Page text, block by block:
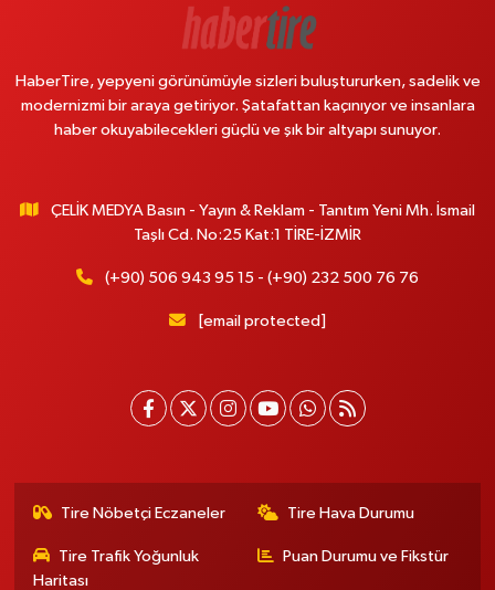
HaberTire, yepyeni görünümüyle sizleri buluştururken, sadelik ve
modernizmi bir araya getiriyor. Şatafattan kaçınıyor ve insanlara
haber okuyabilecekleri güçlü ve şık bir altyapı sunuyor.
ÇELİK MEDYA Basın - Yayın & Reklam - Tanıtım Yeni Mh. İsmail
Taşlı Cd. No:25 Kat:1 TİRE-İZMİR
(+90) 506 943 95 15 - (+90) 232 500 76 76
[email protected]
Tire Nöbetçi Eczaneler Tire Hava Durumu
Tire Trafik Yoğunluk
Haritası
Puan Durumu ve Fikstür